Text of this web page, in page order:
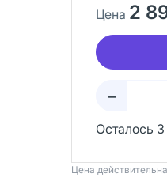
Цена 2
–
Осталось 3
Цена